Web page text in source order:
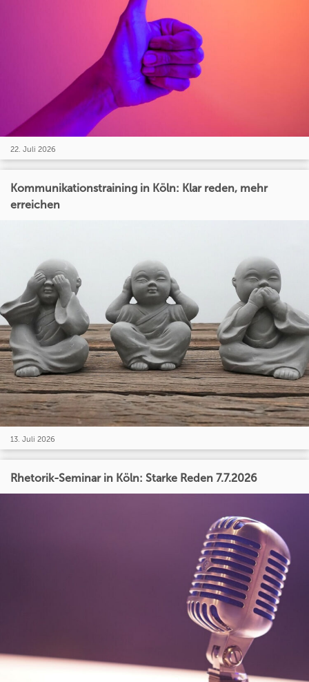
22. Juli 2026
Kommunikationstraining in Köln: Klar reden, mehr
erreichen
13. Juli 2026
Rhetorik-Seminar in Köln: Starke Reden 7.7.2026